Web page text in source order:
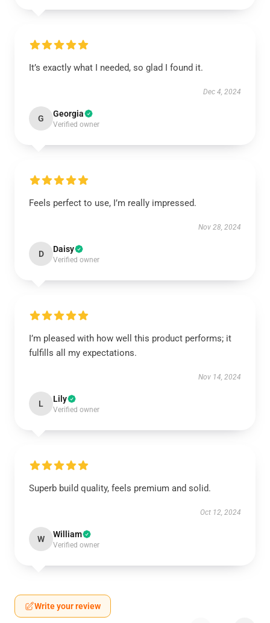
It’s exactly what I needed, so glad I found it.
Dec 4, 2024
G Georgia
Verified owner
Feels perfect to use, I’m really impressed.
Nov 28, 2024
D Daisy
Verified owner
I’m pleased with how well this product performs; it
fulfills all my expectations.
Nov 14, 2024
L Lily
Verified owner
Superb build quality, feels premium and solid.
Oct 12, 2024
W William
Verified owner
Write your review